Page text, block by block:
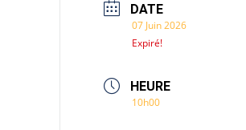
DATE
07 Juin 2026
Expiré!
HEURE
10h00